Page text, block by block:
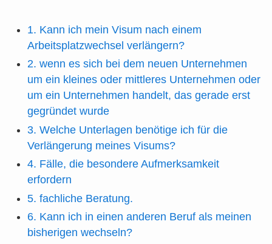
1. Kann ich mein Visum nach einem
Arbeitsplatzwechsel verlängern?
2. wenn es sich bei dem neuen Unternehmen
um ein kleines oder mittleres Unternehmen oder
um ein Unternehmen handelt, das gerade erst
gegründet wurde
3. Welche Unterlagen benötige ich für die
Verlängerung meines Visums?
4. Fälle, die besondere Aufmerksamkeit
erfordern
5. fachliche Beratung.
6. Kann ich in einen anderen Beruf als meinen
bisherigen wechseln?